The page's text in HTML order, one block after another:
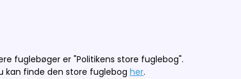
fuglebøger er "Politikens store fuglebog".
kan finde den store fuglebogher.